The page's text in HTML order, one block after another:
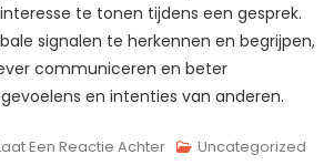
te tonen tijdens een gesprek.
signalen te herkennen en begrijpen,
communiceren en beter
en intenties van anderen.
Een Reactie AchterOp Uncategorized